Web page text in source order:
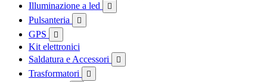
Illuminazione a led 
Pulsanteria 
GPS 
Kit elettronici
Saldatura e Accessori

Trasformatori 